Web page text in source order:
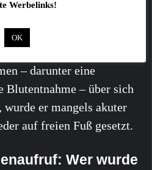
bei denen es sich
die notwendigen
– darunter eine
Blutentnahme – über sich
wurde er mangels akuter
auf freien Fuß gesetzt.
Wer wurde
Werbelinks!
OK